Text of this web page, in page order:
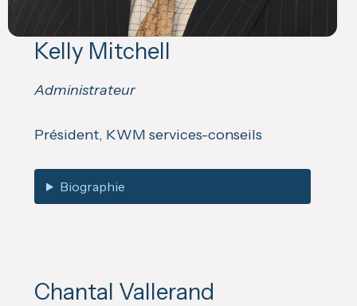
Kelly Mitchell
Administrateur
Président, KWM services-conseils
Biographie
Chantal Vallerand